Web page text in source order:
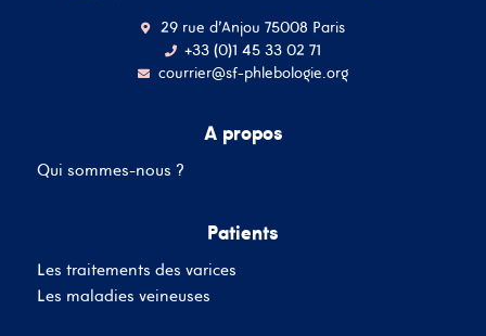
29 rue d'Anjou 75008 Paris
+33 (0)1 45 33 02 71
courrier@sf-phlebologie.org
A propos
Qui sommes-nous ?
Patients
Les traitements des varices
Les maladies veineuses
adresse mail
Se souvenir de moi